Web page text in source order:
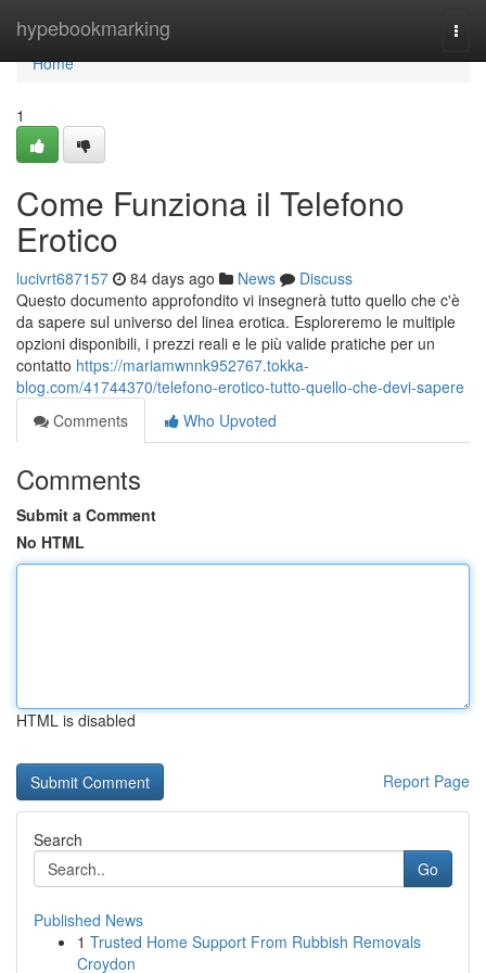
hypebookmarking
Home
Home
1
Come Funziona il Telefono
Erotico
lucivrt687157 84 days ago News
Discuss
Questo documento approfondito vi insegnerà tutto quello che c'è
da sapere sul universo del linea erotica. Esploreremo le multiple
opzioni disponibili, i prezzi reali e le più valide pratiche per un
contatto https://mariamwnnk952767.tokka-
blog.com/41744370/telefono-erotico-tutto-quello-che-devi-sapere
Comments
Who Upvoted
Comments
Submit a Comment
No HTML
HTML is disabled
Report Page
Search
Go
Published News
1 Trusted Home Support From Rubbish Removals
Croydon